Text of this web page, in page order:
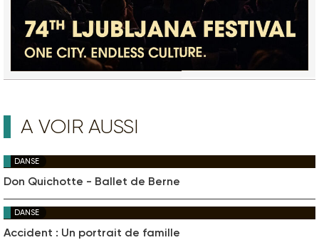
A VOIR AUSSI
DANSE
Don Quichotte - Ballet de Berne
DANSE
Accident : Un portrait de famille